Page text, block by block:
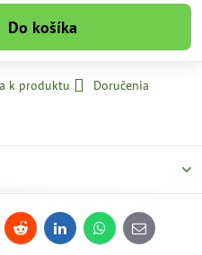
Do košíka
k produktu
Doručenia
Reddit LinkedInWhatsApp
E-
mail